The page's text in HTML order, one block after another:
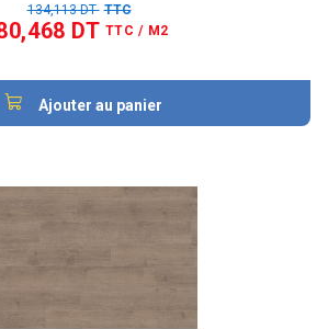
134,113 DT TTC
DT TTC / M2
Ajouter au panier